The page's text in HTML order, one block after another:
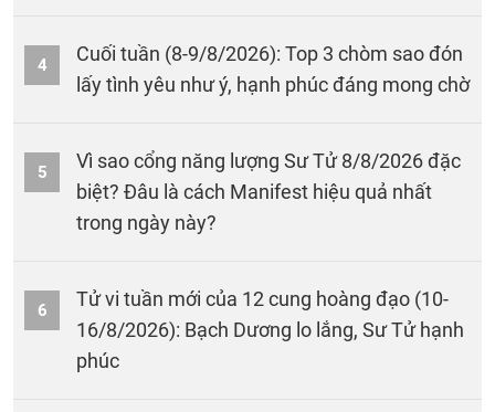
4
Cuối tuần (8-9/8/2026): Top 3 chòm sao đón
lấy tình yêu như ý, hạnh phúc đáng mong chờ
5
Vì sao cổng năng lượng Sư Tử 8/8/2026 đặc
biệt? Đâu là cách Manifest hiệu quả nhất
trong ngày này?
6
Tử vi tuần mới của 12 cung hoàng đạo (10-
16/8/2026): Bạch Dương lo lắng, Sư Tử hạnh
phúc